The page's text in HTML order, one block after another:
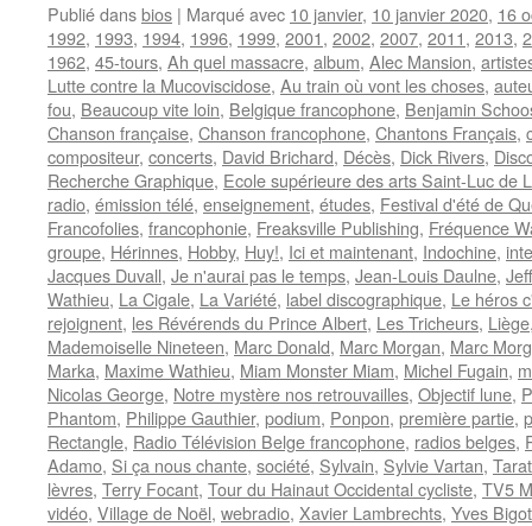
Publié dansbios | Marqué avec 10 janvier, 10 janvier 2020, 16
1992, 1993, 1994, 1996, 1999, 2001, 2002, 2007, 2011, 2013,
1962, 45-tours, Ah quel massacre, album, Alec Mansion,
Lutte contre la Mucoviscidose, Au train où vont les choses,
fou, Beaucoup vite loin, Belgique francophone, Benjamin
Chanson française, Chanson francophone, Chantons Français,
compositeur, concerts, David Brichard, Décès, Dick Rivers,
Recherche Graphique, Ecole supérieure des arts Saint-Luc de
radio, émission télé, enseignement, études, Festival d'été de
Francofolies, francophonie, Freaksville Publishing, Fréquence
groupe, Hérinnes, Hobby, Huy!, Ici et maintenant, Indochine,
Jacques Duvall, Je n'aurai pas le temps, Jean-Louis Daulne,
Wathieu, La Cigale, La Variété, label discographique, Le héros
rejoignent, les Révérends du Prince Albert, Les Tricheurs, Liège
Mademoiselle Nineteen, Marc Donald, Marc Morgan, Marc
Marka, Maxime Wathieu, Miam Monster Miam, Michel Fugain,
Nicolas George, Notre mystère nos retrouvailles, Objectif lune,
Phantom, Philippe Gauthier, podium, Ponpon, première partie,
Rectangle, Radio Télévision Belge francophone, radios belges,
Adamo, Si ça nous chante, société, Sylvain, Sylvie Vartan,
lèvres, Terry Focant, Tour du Hainaut Occidental cycliste, TV5
vidéo, Village de Noël, webradio, Xavier Lambrechts, Yves Bigot